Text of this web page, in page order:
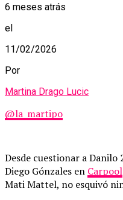
6 meses atrás
el
11/02/2026
Por
Martina Drago Lucic
@la_martipo
Desde cuestionar a Danilo
Diego Gónzales en Carpool
Mati Mattel, no esquivó